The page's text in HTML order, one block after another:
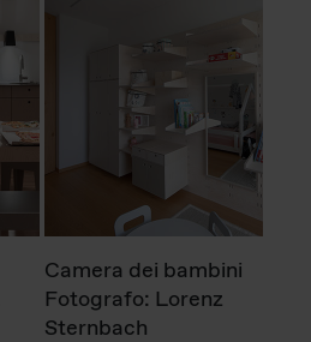
Camera dei bambini
Fotografo: Lorenz
Sternbach